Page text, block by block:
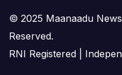
© 2025 Maanaadu
Reserved.
RNI Registered |